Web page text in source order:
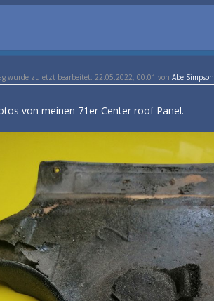
wurde zuletzt bearbeitet: 22.05.2022, 00:01 von Abe Simpson
von meinen 71er Center roof Panel.